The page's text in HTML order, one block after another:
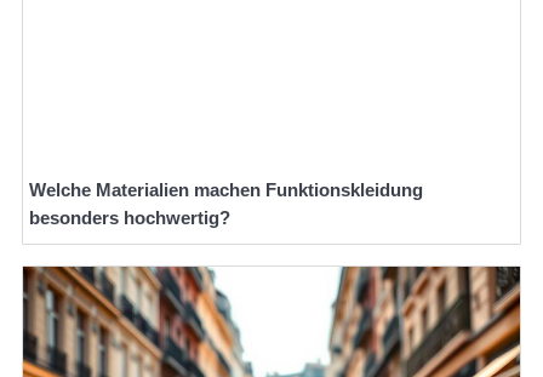
Welche Materialien machen Funktionskleidung
besonders hochwertig?